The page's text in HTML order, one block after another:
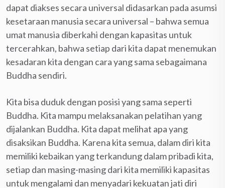
dapat diakses secara universal didasarkan pada asumsi
kesetaraan manusia secara universal – bahwa semua
umat manusia diberkahi dengan kapasitas untuk
tercerahkan, bahwa setiap dari kita dapat menemukan
kesadaran kita dengan cara yang sama sebagaimana
Buddha sendiri.
Kita bisa duduk dengan posisi yang sama seperti
Buddha. Kita mampu melaksanakan pelatihan yang
dijalankan Buddha. Kita dapat melihat apa yang
disaksikan Buddha. Karena kita semua, dalam diri kita
memiliki kebaikan yang terkandung dalam pribadi kita,
setiap dan masing-masing dari kita memiliki kapasitas
untuk mengalami dan menyadari kekuatan jati diri